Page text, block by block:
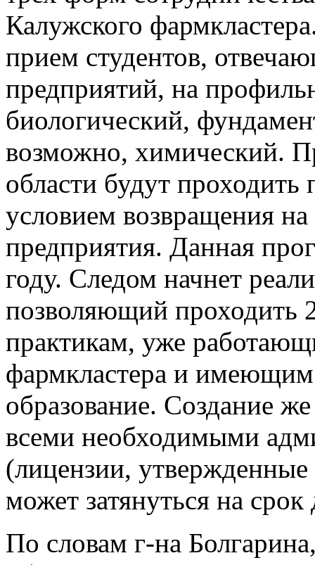
Калужского
прием студентов,
предприятий, на
биологический,
возможно, химический.
области будут проходить
условием возвращения
предприятия. Данная
году. Следом начнет
позволяющий проходить
практикам, уже
фармкластера и имеющим
образование. Создание
всеми необходимыми
(лицензии,
может затянуться на срок
По словам г-на